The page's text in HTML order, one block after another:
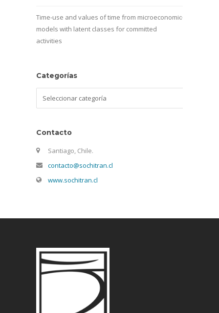
Time-use and values of time from microeconomic
models with latent classes for committed
activities
Categorías
Contacto
Santiago, Chile.
contacto@sochitran.cl
www.sochitran.cl